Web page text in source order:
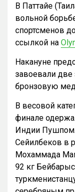
В Паттайе
вольной
спортсменов
ссылкой на
Накануне
завоевали две
бронзовую
В весовой
финале
Индии Пушпом.
Сейилбеков в
Мохаммада
92 кг